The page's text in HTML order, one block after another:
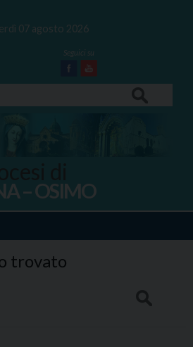
07 agosto 2026
Facebook
Youtube
Osimo
– OSIMO
trovato